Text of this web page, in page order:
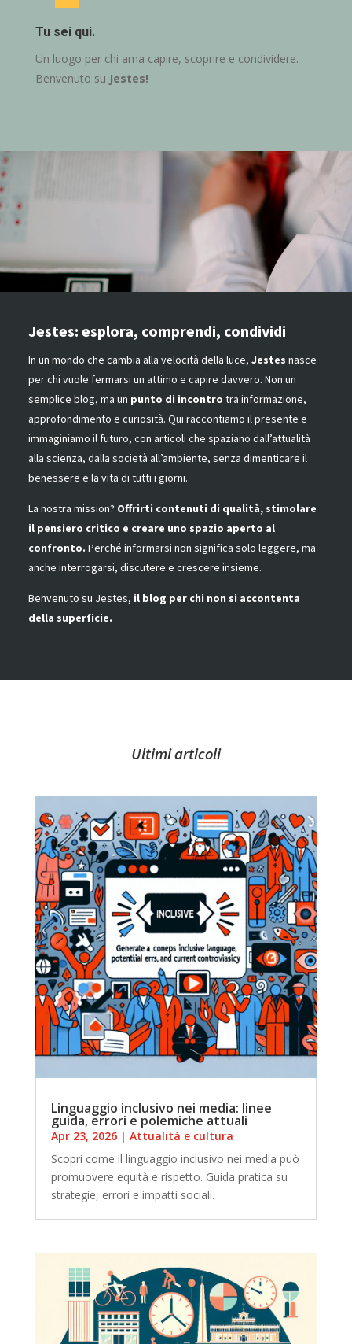
Tu sei qui.
Un luogo per chi ama capire, scoprire e condividere.
Benvenuto su Jestes!
Jestes: esplora, comprendi, condividi
In un mondo che cambia alla velocità della luce, Jestes nasce
per chi vuole fermarsi un attimo e capire davvero. Non un
semplice blog, ma un punto di incontro tra informazione,
approfondimento e curiosità. Qui raccontiamo il presente e
immaginiamo il futuro, con articoli che spaziano dall’attualità
alla scienza, dalla società all’ambiente, senza dimenticare il
benessere e la vita di tutti i giorni.
La nostra mission? Offrirti contenuti di qualità, stimolare
il pensiero critico e creare uno spazio aperto al
confronto. Perché informarsi non significa solo leggere, ma
anche interrogarsi, discutere e crescere insieme.
Benvenuto su Jestes, il blog per chi non si accontenta
della superficie.
Ultimi articoli
Linguaggio inclusivo nei media: linee
guida, errori e polemiche attuali
Apr 23, 2026| Attualità e cultura
Scopri come il linguaggio inclusivo nei media può
promuovere equità e rispetto. Guida pratica su
strategie, errori e impatti sociali.